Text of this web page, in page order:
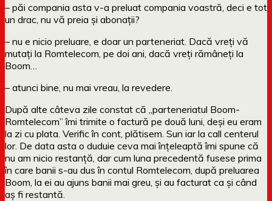
– păi compania asta v-a preluat compania voastră, deci e tot
un drac, nu vă preia și abonații?
– nu e nicio preluare, e doar un parteneriat. Dacă vreți vă
mutați la Romtelecom, pe doi ani, dacă vreți rămâneți la
Boom…
– atunci bine, nu mai vreau, la revedere.
După alte câteva zile constat că „parteneriatul Boom-
Romtelecom” îmi trimite o factură pe două luni, deși eu eram
la zi cu plata. Verific în cont, plătisem. Sun iar la call centerul
lor. De data asta o duduie ceva mai înțeleaptă îmi spune că
nu am nicio restanță, dar cum luna precedentă fusese prima
în care banii s-au dus în contul Romtelecom, după preluarea
Boom, la ei au ajuns banii mai greu, și au facturat ca și când
aș fi restantă.